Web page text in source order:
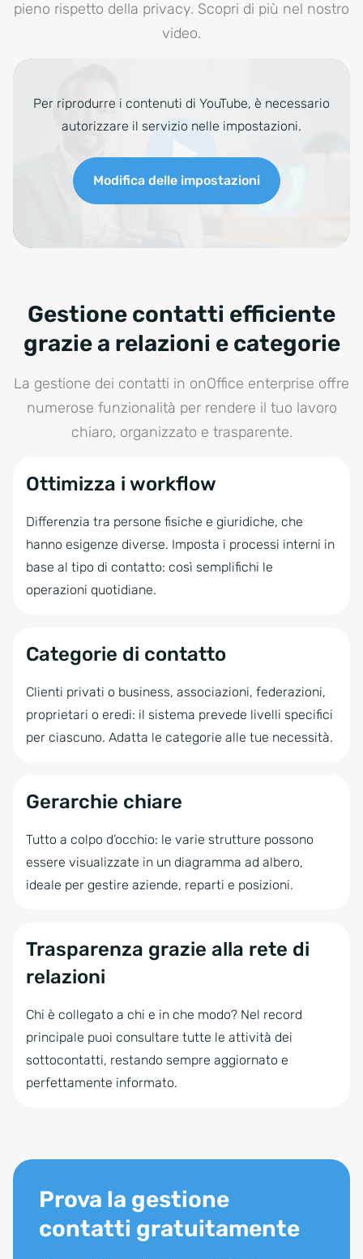
pieno rispetto della privacy. Scopri di più nel nostro
video.
Per riprodurre i contenuti di YouTube, è necessario
autorizzare il servizio nelle impostazioni.
Modifica delle impostazioni
Gestione contatti efficiente
grazie a relazioni e categorie
La gestione dei contatti in onOffice enterprise offre
numerose funzionalità per rendere il tuo lavoro
chiaro, organizzato e trasparente.
Ottimizza i workflow
Differenzia tra persone fisiche e giuridiche, che
hanno esigenze diverse. Imposta i processi interni in
base al tipo di contatto: così semplifichi le
operazioni quotidiane.
Categorie di contatto
Clienti privati o business, associazioni, federazioni,
proprietari o eredi: il sistema prevede livelli specifici
per ciascuno. Adatta le categorie alle tue necessità.
Gerarchie chiare
Tutto a colpo d’occhio: le varie strutture possono
essere visualizzate in un diagramma ad albero,
ideale per gestire aziende, reparti e posizioni.
Trasparenza grazie alla rete di
relazioni
Chi è collegato a chi e in che modo? Nel record
principale puoi consultare tutte le attività dei
sottocontatti, restando sempre aggiornato e
perfettamente informato.
Prova la gestione
contatti gratuitamente